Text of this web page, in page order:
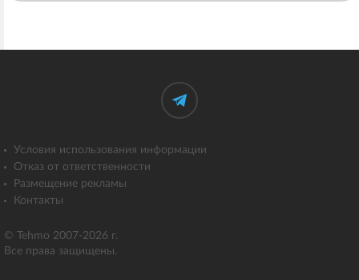
© Tehmo 2007-2026 г.
Все права защищены.
Условия использования информации
Отказ от ответственности
Размещение рекламы
Контакты